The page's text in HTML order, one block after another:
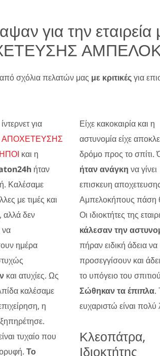
για την
από σχόλια πελατών μας με κριτικέςγια
για
ΑΠΟΧΕΤΕΥΣΗΣ
και η
ήταν
Καλέσαμε
με τιμές και
δεν
ημέρα
και ατυχίες. Ως
καλέσαμε
η
τυχαίο που
Το
Είχε κακοκαιρία και η
αστυνομία είχε
δρόμο προς το σπίτι.
ήταν ανάγκη να γίνει
επισκευη
Αμπελοκήπους πάση
Οι ιδιοκτήτες της
κάλεσαν την
πήραν ειδική άδεια να
προσεγγίσουν και
το υπόγειο του
Σώθηκαν τα έπιπλα.
ευχαριστώ είναι πολύ
Κλεοπάτρα,
Ιδιοκτήτης